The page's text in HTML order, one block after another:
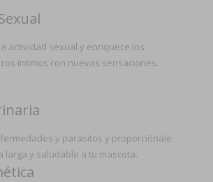
actividad sexual y enriquece los
íntimos con nuevas sensaciones.
y parásitos y proporciónale
larga y saludable a tu mascota.